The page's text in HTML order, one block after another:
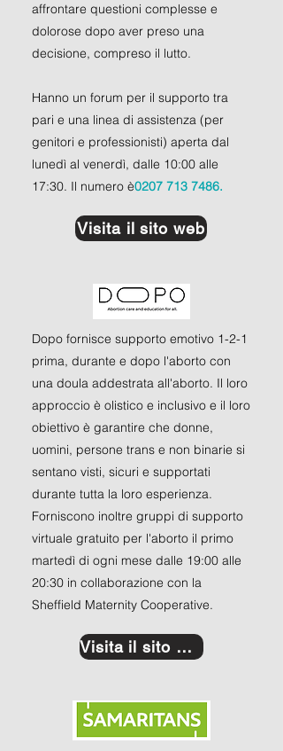
affrontare questioni complesse e
dolorose dopo aver preso una
decisione, compreso il lutto.
Hanno un forum per il supporto tra
pari e una linea di assistenza (per
genitori e professionisti) aperta dal
lunedì al venerdì, dalle 10:00 alle
17:30. Il numero è0207 713 7486.
Visita il sito web
Dopo fornisce supporto emotivo 1-2-1
prima, durante e dopo l'aborto con
una doula addestrata all'aborto. Il loro
approccio è olistico e inclusivo e il loro
obiettivo è garantire che donne,
uomini, persone trans e non binarie si
sentano visti, sicuri e supportati
durante tutta la loro esperienza.
Forniscono inoltre gruppi di supporto
virtuale gratuito per l'aborto il primo
martedì di ogni mese dalle 19:00 alle
20:30 in collaborazione con la
Sheffield Maternity Cooperative.
Visita il sito web